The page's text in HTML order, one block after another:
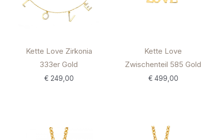
Kette Love Zirkonia
333er Gold
€249,00
Kette Love
Zwischenteil 585 Gold
€499,00